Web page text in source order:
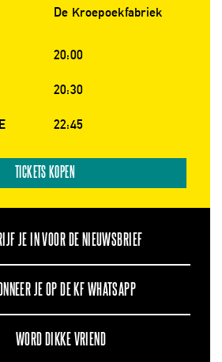
De Kroepoekfabriek
20:00
20:30
22:45
TICKETS KOPEN
JE IN VOOR DE NIEUWSBRIEF
JE OP DE KF WHATSAPP
WORD DIKKE VRIEND